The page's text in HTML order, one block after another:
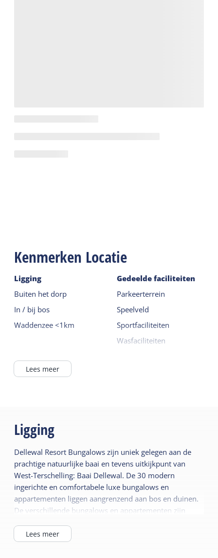
Kenmerken Locatie
Ligging
Buiten het dorp
In / bij bos
Waddenzee <1km
Gedeelde faciliteiten
Parkeerterrein
Speelveld
Sportfaciliteiten
Wasfaciliteiten
Lees meer
Ligging
Dellewal Resort Bungalows zijn uniek gelegen aan de
prachtige natuurlijke baai en tevens uitkijkpunt van
West-Terschelling: Baai Dellewal. De 30 modern
ingerichte en comfortabele luxe bungalows en
appartementen liggen aangrenzend aan bos en duinen.
De verschillende bungalows en appartementen zijn
ruimte en privacy. Ook hebben ze deels uitzicht op de
Lees meer